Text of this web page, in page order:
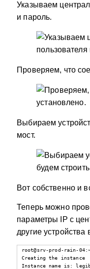
Указываем
и пароль.
Проверяем, что
Выбираем
мост.
Вот собственно и
Теперь можно
параметры IP с
другие устройства
root@srv-prod-rain-
Creating the instance
Instance name